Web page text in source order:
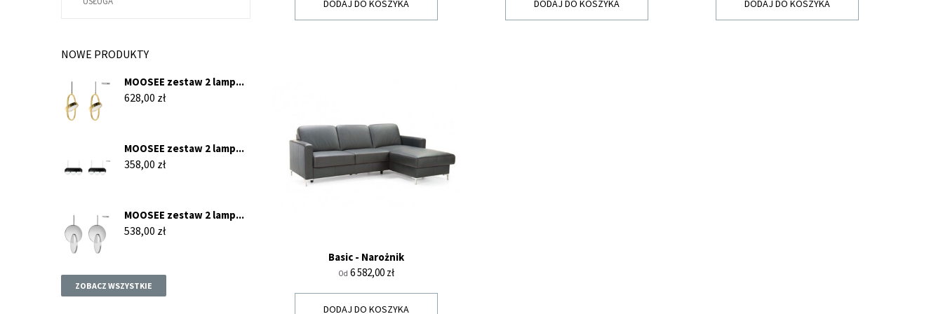
NOWE PRODUKTY
MOOSEE zestaw 2 lamp...
Cena
628,00 zł
MOOSEE zestaw 2 lamp...
Cena
358,00 zł
MOOSEE zestaw 2 lamp...
Cena
538,00 zł
ZOBACZ WSZYSTKIE
DODAJ DO KOSZYKA DODAJ DO KOSZYKA DODAJ DO KOSZYKA
Basic - Narożnik
Od Cena
6 582,00 zł
DODAJ DO KOSZYKA